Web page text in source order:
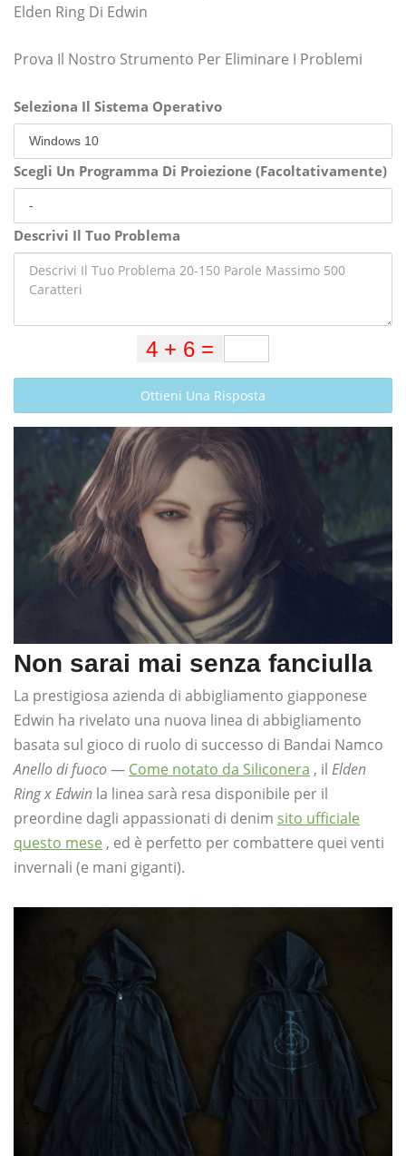
Elden Ring Di Edwin
Prova Il Nostro Strumento Per Eliminare I Problemi
Seleziona Il Sistema Operativo
Scegli Un Programma Di Proiezione (Facoltativamente)
Descrivi Il Tuo Problema
Ottieni Una Risposta
Non sarai mai senza fanciulla
La prestigiosa azienda di abbigliamento giapponese
Edwin ha rivelato una nuova linea di abbigliamento
basata sul gioco di ruolo di successo di Bandai Namco
Anello di fuoco— Come notato da Siliconera , il Elden
Ring x Edwin la linea sarà resa disponibile per il
preordine dagli appassionati di denim sito ufficiale
questo mese , ed è perfetto per combattere quei venti
invernali (e mani giganti).